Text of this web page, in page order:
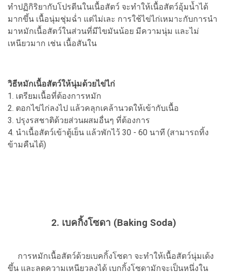
ทำปฏิกิริยากับโปรตีนในเนื้อสัตว์ จะทําให้เนื้อสัตว์อุ้มน้ำได้
มากขึ้น เนื้อนุ่มชุ่มฉ่ำ แต่ไม่เละ การใช้ไข่ไก่เหมาะกับการนำ
มาหมักเนื้อสัตว์ในส่วนที่มีไขมันน้อย มีความนุ่ม และไม่
เหนียวมาก เช่น เนื้อสันใน
วิธีหมักเนื้อสัตว์ให้นุ่มด้วยไข่ไก่
1. เตรียมเนื้อที่ต้องการหมัก
2. ตอกไข่ไก่ลงไป แล้วคลุกเคล้านวดให้เข้ากับเนื้อ
3. ปรุงรสชาติด้วยส่วนผสมอื่นๆ ที่ต้องการ
4. นำเนื้อสัตว์เข้าตู้เย็น แล้วพักไว้ 30 - 60 นาที (สามารถทิ้ง
ข้ามคืนได้)
2. เบคกิ้งโซดา (Baking Soda)
การหมักเนื้อสัตว์ด้วยเบคกิ้งโซดา จะทําให้เนื้อสัตว์นุ่มเด้ง
ขึ้น และลดความเหนียวลงได้ เบกกิ้งโซดามักจะเป็นหนึ่งใน